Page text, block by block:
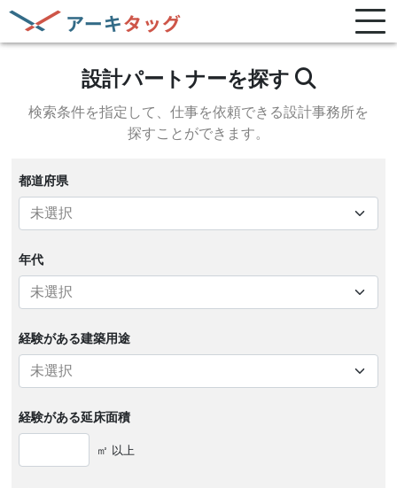
設計パートナーを探す
検索条件を指定して、 仕事を依頼できる設計事務所を
探すことができます。
都道府県
年代
経験がある建築用途
経験がある延床面積
㎡ 以上